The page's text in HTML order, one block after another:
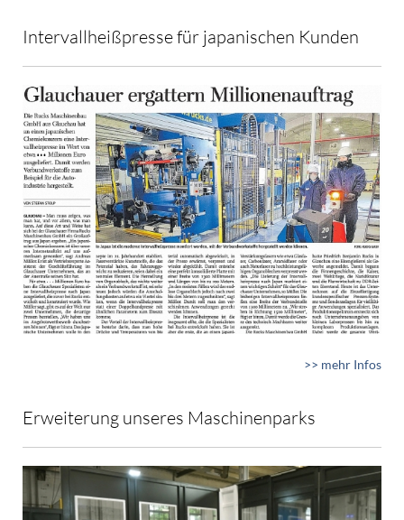
Intervallheißpresse für japanischen Kunden
>> mehr Infos
Erweiterung unseres Maschinenparks